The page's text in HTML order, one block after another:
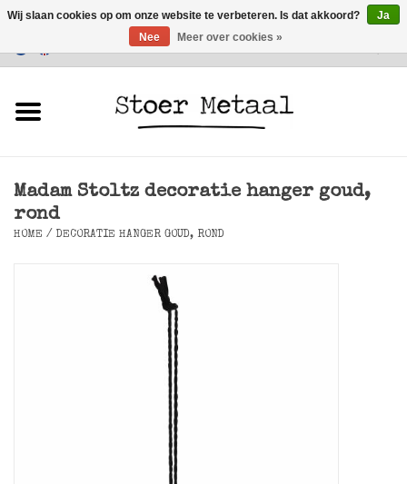
Klantenservice
Verlichting
Accessoires
Madam Stoltz decoratie hanger goud,
rond
HOME / DECORATIE HANGER GOUD, ROND
Wij slaan cookies op om onze website te verbeteren. Is dat akkoord?
Ja
Nee
Meer over cookies »